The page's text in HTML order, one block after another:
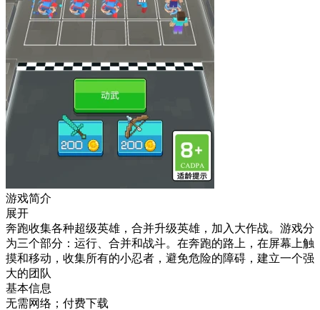
游戏简介
展开
奔跑收集各种超级英雄，合并升级英雄，加入大作战。游戏分
为三个部分：运行、合并和战斗。在奔跑的路上，在屏幕上触
摸和移动，收集所有的小忍者，避免危险的障碍，建立一个强
大的团队
基本信息
无需网络；付费下载